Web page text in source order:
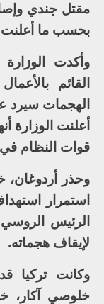
مقتل جندي
بحسب ما أعلنت
وأكدت
القائم
الهجمات سيرد
أعلنت الوزارة
قوات النظام
وحذر أردوغان،
استمرار
الرئيس
لإيقاف هجماته.
وكانت تركيا
خلوصي آكار،